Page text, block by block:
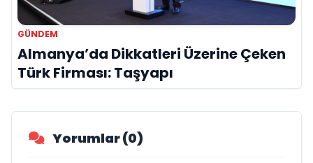
GÜNDEM
Almanya’da Dikkatleri Üzerine Çeken
Türk Firması: Taşyapı
Yorumlar (0)